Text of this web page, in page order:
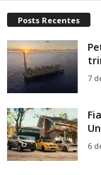
Posts Recentes
7
6